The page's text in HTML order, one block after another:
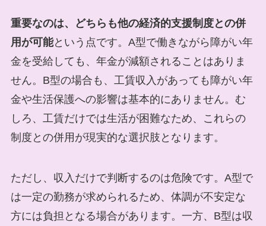
重要なのは、どちらも他の経済的支援制度との併
用が可能という点です。A型で働きながら障がい年
金を受給しても、年金が減額されることはありま
せん。B型の場合も、工賃収入があっても障がい年
金や生活保護への影響は基本的にありません。む
しろ、工賃だけでは生活が困難なため、これらの
制度との併用が現実的な選択肢となります。
ただし、収入だけで判断するのは危険です。A型で
は一定の勤務が求められるため、体調が不安定な
方には負担となる場合があります。一方、B型は収